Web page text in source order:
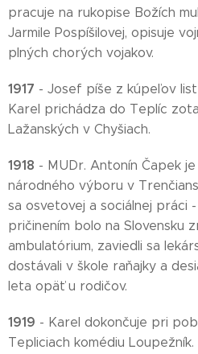
pracuje na rukopise Božích
Jarmile Pospíšilovej, opisuje
plných chorých vojakov.
1917 - Josef píše z kúpeľov list
Karel prichádza do Teplíc
Lažanských v Chyšiach.
1918 - MUDr. Antonín Čapek
národného výboru v
sa osvetovej a sociálnej práci
pričinením bolo na Slovensku
ambulatórium, zaviedli sa
dostávali v škole raňajky a
leta opäť u rodičov.
1919 - Karel dokončuje pri
Tepliciach komédiu